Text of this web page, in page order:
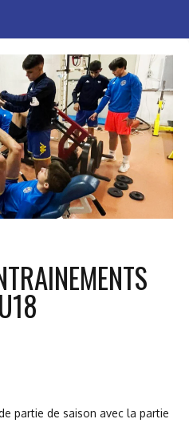
partie de saison avec la partie